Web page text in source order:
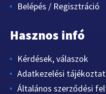
Belépés / Regisztráció
Hasznos infó
Kérdések, válaszok
Adatkezelési
Általános szerződési